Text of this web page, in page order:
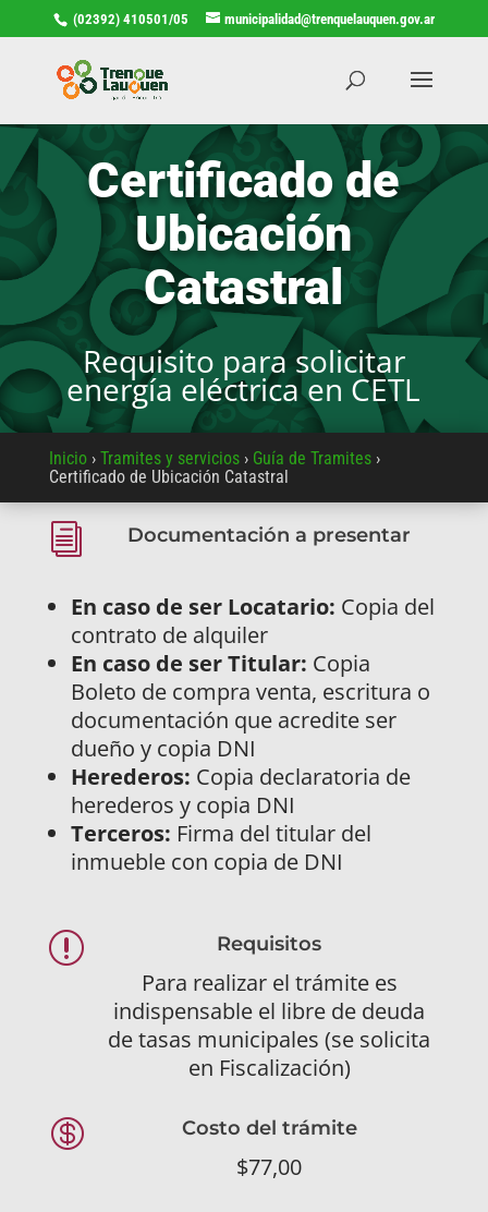
(02392) 410501/05 municipalidad@trenquelauquen.gov.ar
Certificado de
Ubicación
Catastral
Requisito para solicitar
energía eléctrica en CETL
Inicio› Tramites y servicios› Guía de Tramites›
Certificado de Ubicación Catastral
i Documentación a presentar
En caso de ser Locatario: Copia del
contrato de alquiler
En caso de ser Titular: Copia
Boleto de compra venta, escritura o
documentación que acredite ser
dueño y copia DNI
Herederos: Copia declaratoria de
herederos y copia DNI
Terceros: Firma del titular del
inmueble con copia de DNI
r Requisitos
Para realizar el trámite es
indispensable el libre de deuda
de tasas municipales (se solicita
en Fiscalización)
 Costo del trámite
$77,00